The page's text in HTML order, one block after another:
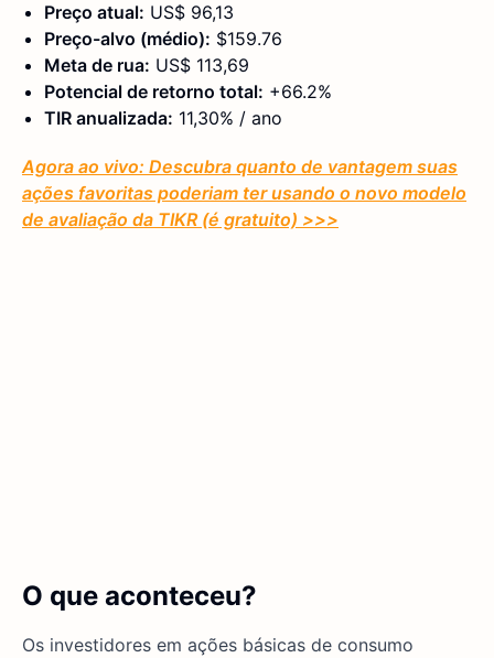
Preço atual: US$ 96,13
Preço-alvo (médio): $159.76
Meta de rua: US$ 113,69
Potencial de retorno total: +66.2%
TIR anualizada: 11,30% / ano
Agora ao vivo: Descubra quanto de vantagem suas
ações favoritas poderiam ter usando o novo modelo
de avaliação da TIKR (é gratuito) >>>
O que aconteceu?
Os investidores em ações básicas de consumo